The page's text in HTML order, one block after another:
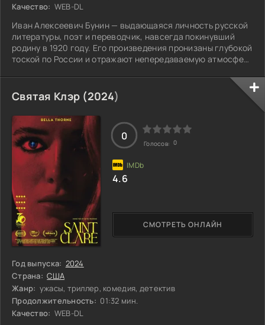
Качество: WEB-DL
Иван Алексеевич Бунин — выдающаяся личность русской
литературы, поэт и переводчик, навсегда покинувший
родину в 1920 году. Его произведения пронизаны глубокой
тоской по России и отражают непередаваемую атмосферу
премии по литературе, что стало признанием его
необыкновенного таланта и значимости в мировой
литературе. Бунин умел передавать чувства и эмоции,
запечатлевая мелкие детали быта и внутренние
переживания своих героев. Его стихи и проза
Святая Клэр (2024)
Год выпуска: 2024
Страна: США
Жанр: ужасы, триллер, комедия, детектив
Продолжительность: 01:32 мин.
Качество: WEB-DL
СМОТРЕТЬ ОНЛАЙН
0
Голосов: 0
4.6